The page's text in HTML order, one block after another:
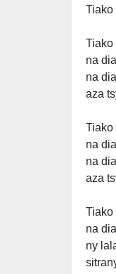
Tiako
Tiako
na
na
aza
Tiako
na
na
aza
Tiako
na
ny